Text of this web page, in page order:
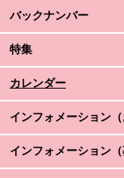
バックナンバー
特集
カレンダー
インフォメーション（
インフォメーション（